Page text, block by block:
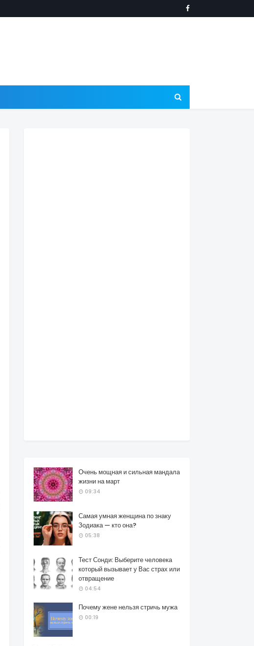
Очень мощная и сильная мандала
жизни на март
09:34
Самая умная женщина по знаку
Зодиака — кто она?
05:38
Тест Сонди: Выберите человека
который вызывает у Вас страх или
отвращение
04:54
Почему жене нельзя стричь мужа
00:19